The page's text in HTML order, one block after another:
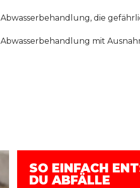
die
mit
SO EINFACH
DU ABFÄLLE